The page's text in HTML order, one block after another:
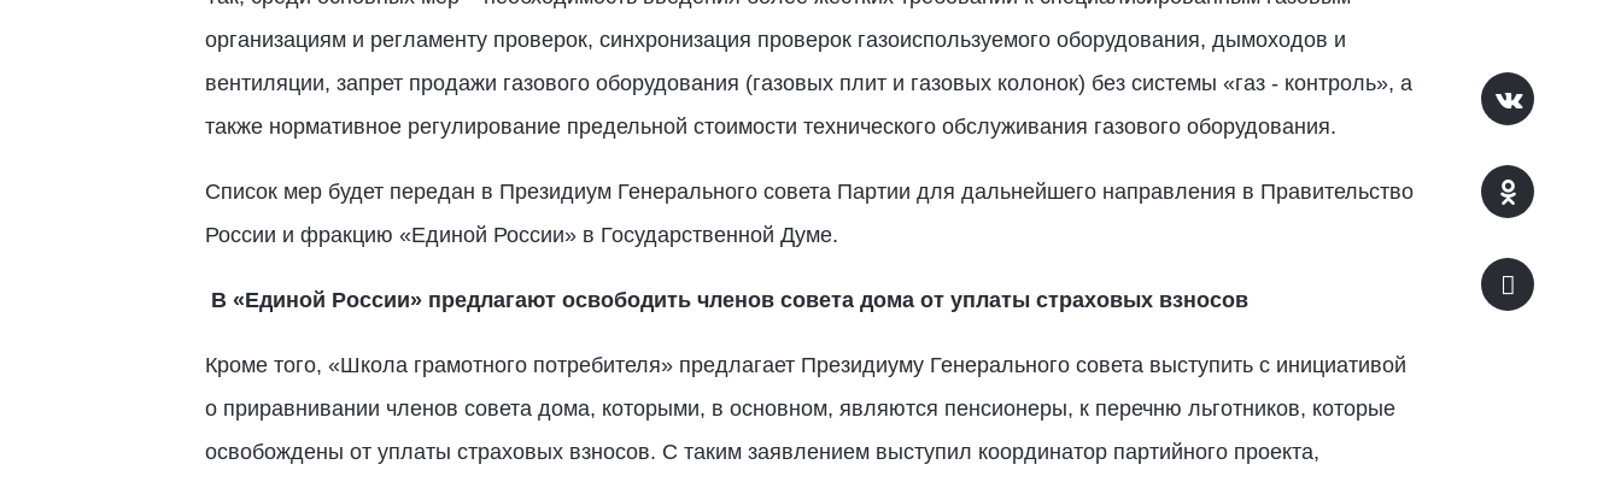
организациям и регламенту проверок, синхронизация проверок газоиспользуемого оборудования, дымоходов и
вентиляции, запрет продажи газового оборудования (газовых плит и газовых колонок) без системы «газ - контроль», а
также нормативное регулирование предельной стоимости технического обслуживания газового оборудования.
Список мер будет передан в Президиум Генерального совета Партии для дальнейшего направления в Правительство
России и фракцию «Единой России» в Государственной Думе.
В «Единой России» предлагают освободить членов совета дома от уплаты страховых взносов
Кроме того, «Школа грамотного потребителя» предлагает Президиуму Генерального совета выступить с инициативой
о приравнивании членов совета дома, которыми, в основном, являются пенсионеры, к перечню льготников, которые
освобождены от уплаты страховых взносов. С таким заявлением выступил координатор партийного проекта,